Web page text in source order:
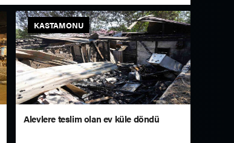
KASTAMONU
Alevlere teslim olan ev küle döndü